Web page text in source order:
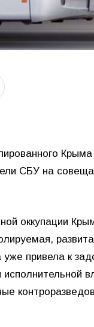
СБУ на
оккупации
привела к